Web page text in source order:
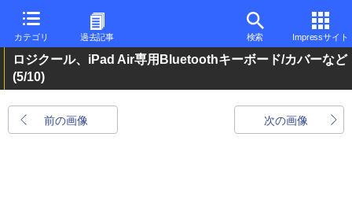
カテゴリ 過去記事 検索 Impressサイト
ロジクール、iPad Air専用Bluetoothキーボード/カバーなど
(5/10)
前の画像 次の画像